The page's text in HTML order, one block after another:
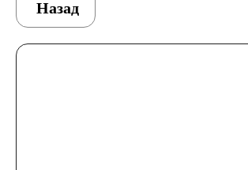
Назад